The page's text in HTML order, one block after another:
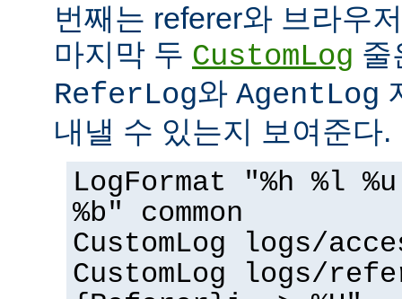
번째는 referer와 브라우
마지막 두 CustomLog 줄
ReferLog와 AgentLog
내낼 수 있는지 보여준다.
LogFormat "%h %l
%b" common
CustomLog logs/
CustomLog logs/